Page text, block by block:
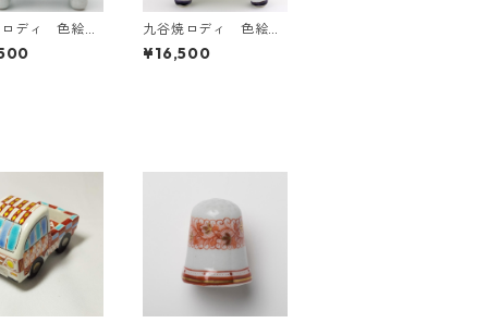
ロディ 色絵
九谷焼ロディ 色絵丸
紋草花
¥16,500